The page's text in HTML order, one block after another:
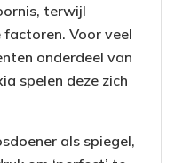
terwijl
factoren. Voor veel
onderdeel van
spelen deze zich
als spiegel,